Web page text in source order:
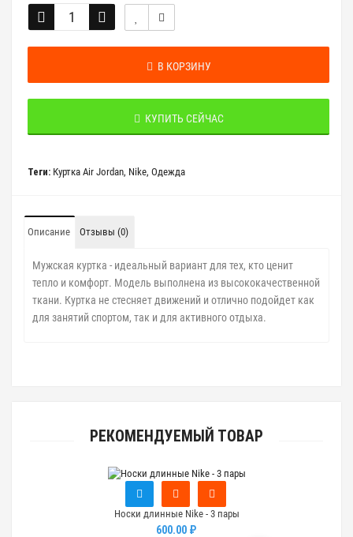
В КОРЗИНУ
КУПИТЬ СЕЙЧАС
Теги: Куртка Air Jordan, Nike, Одежда
Описание Отзывы (0)
Мужская куртка - идеальный вариант для тех, кто ценит
тепло и комфорт. Модель выполнена из высококачественной
ткани. Куртка не стесняет движений и отлично подойдет как
для занятий спортом, так и для активного отдыха.
РЕКОМЕНДУЕМЫЙ ТОВАР
Носки длинные Nike - 3 пары
600.00 ₽